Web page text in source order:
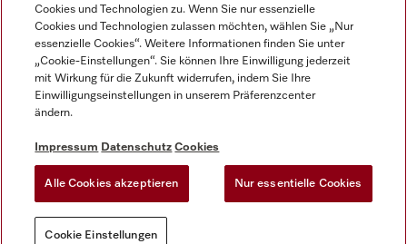
Impressum
AGB
Datenschutz
Nutzungsbedigungen
EU-Gesetzen über digitale Dienste
Cookies und Technologien zu. Wenn Sie nur essenzielle
Cookies und Technologien zulassen möchten, wählen Sie „Nur
essenzielle Cookies“. Weitere Informationen finden Sie unter
„Cookie-Einstellungen“. Sie können Ihre Einwilligung jederzeit
mit Wirkung für die Zukunft widerrufen, indem Sie Ihre
Einwilligungseinstellungen in unserem Präferenzcenter
ändern.
Impressum Datenschutz Cookies
Alle Cookies akzeptieren Nur essentielle Cookies
Cookie Einstellungen